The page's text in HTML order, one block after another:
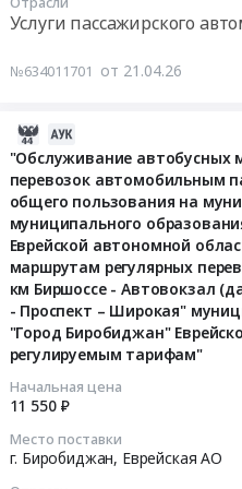
Услуги пассажирского
№634011701 от 21.04.26
"Обслуживание автобусных
перевозок автомобильным
общего пользования на
муниципального
Еврейской автономной
маршрутам регулярных
км Биршоссе - Автовокзал
- Проспект – Широкая"
"Город Биробиджан"
регулируемым тарифам"
Начальная цена
11 550 ₽
Место поставки
г. Биробиджан, Еврейская АО